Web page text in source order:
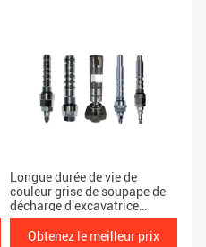
Longue durée de vie de
couleur grise de soupape de
décharge d'excavatrice
PC200-8
Obtenez le meilleur prix